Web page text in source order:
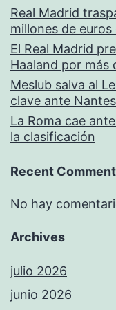
Real Madrid
millones de
El Real Madrid
Haaland por más
Meslub salva al
clave ante
La Roma cae
la clasificación
Recent
No hay
Archives
julio 2026
junio 2026